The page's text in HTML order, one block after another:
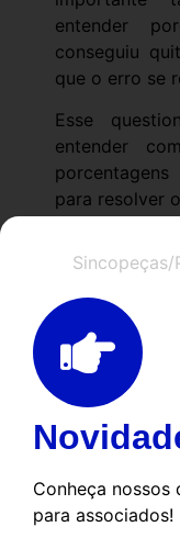
entender
conseguiu
que o erro se
Esse
entender
para resolver
Após
problema,
o problema
essa
negócio, a
Sincopeças/
Conheça
para associados!